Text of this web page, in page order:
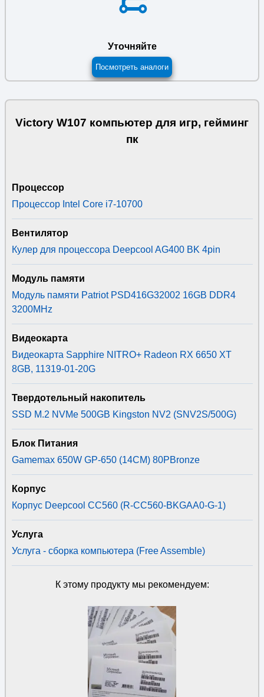
Уточняйте
Посмотреть аналоги
Victory W107 компьютер для игр, гейминг
пк
Процессор
Процессор Intel Core i7-10700
Вентилятор
Кулер для процессора Deepcool AG400 BK 4pin
Модуль памяти
Модуль памяти Patriot PSD416G32002 16GB DDR4
3200MHz
Видеокарта
Видеокарта Sapphire NITRO+ Radeon RX 6650 XT
8GB, 11319-01-20G
Твердотельный накопитель
SSD M.2 NVMe 500GB Kingston NV2 (SNV2S/500G)
Блок Питания
Gamemax 650W GP-650 (14CM) 80PBronze
Корпус
Корпус Deepcool CC560 (R-CC560-BKGAA0-G-1)
Услуга
Услуга - сборка компьютера (Free Assemble)
К этому продукту мы рекомендуем: